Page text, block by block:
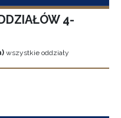
4-
wszystkie oddziały